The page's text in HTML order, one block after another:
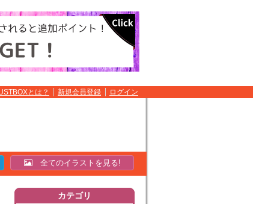
とは？ 新規会員登録 ログイン
全てのイラストを見る!
カテゴリ